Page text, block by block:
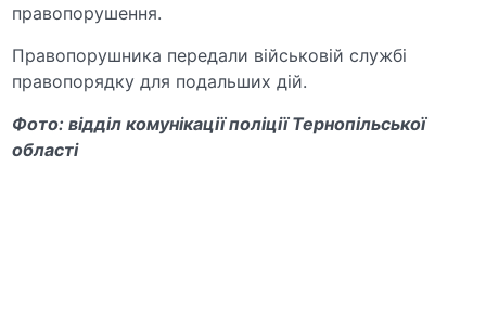
правопорушення.
Правопорушника передали військовій службі
правопорядку для подальших дій.
Фото: відділ комунікації поліції Тернопільської
області